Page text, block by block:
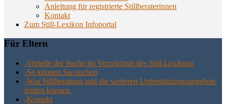
Anlei­tung für regis­trier­te Stillberaterinnen
Kon­takt
Zum Still-Lexikon Infoportal
Für Eltern
-Vor­tei­le der Suche im Ver­zeich­nis des Still-Lexikons
-So kön­nen Sie suchen
-Was Still­be­ra­tung und die wei­te­ren Unter­stüt­zungs­an­ge­bo­te
leis­ten können
-Kon­takt